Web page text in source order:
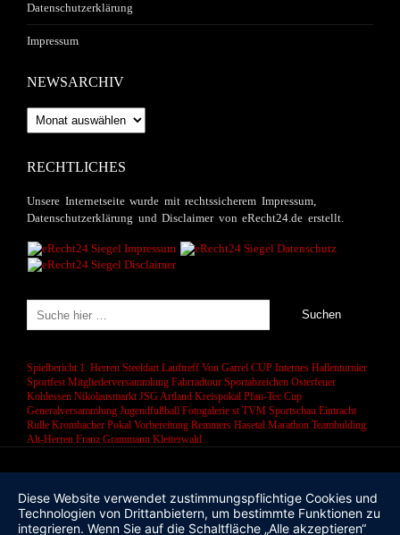
Datenschutzerklärung
Impressum
NEWSARCHIV
Newsarchiv
RECHTLICHES
Unsere Internetseite wurde mit rechtssicherem Impressum,
Datenschutzerklärung und Disclaimer von eRecht24.de erstellt.
Spielbericht 1. Herren Steeldart Lauftreff Von Garrel CUP Internes Hallenturnier
Sportfest Mitgliederversammlung Fahrradtour Sportabzeichen Osterfeuer
Kohlessen Nikolausmarkt JSG Artland Kreispokal Pfau-Tec Cup
Generalversammlung Jugendfußball Fotogalerie st TVM Sportschau Eintracht
Rulle Krombacher Pokal Vorbereitung Remmers Hasetal Marathon Teambulding
Alt-Herren Franz Grammann Kletterwald
Diese Website verwendet zustimmungspflichtige Cookies und
Technologien von Drittanbietern, um bestimmte Funktionen zu
integrieren. Wenn Sie auf die Schaltfläche „Alle akzeptieren“